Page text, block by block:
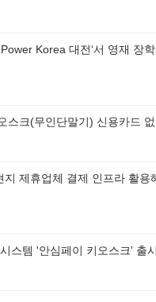
Korea 대전‘서 영재 장
스크(무인단말기) 신용카드
지 제휴업체 결제 인프라 활용
스템 '안심페이 키오스크' 출시